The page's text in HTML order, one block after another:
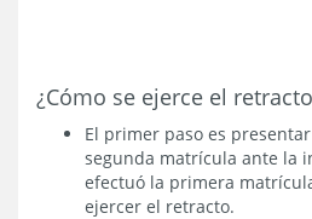
¿Cómo se ejerce el
El primer paso es
segunda matrícula ante la
efectuó la primera
ejercer el retracto.